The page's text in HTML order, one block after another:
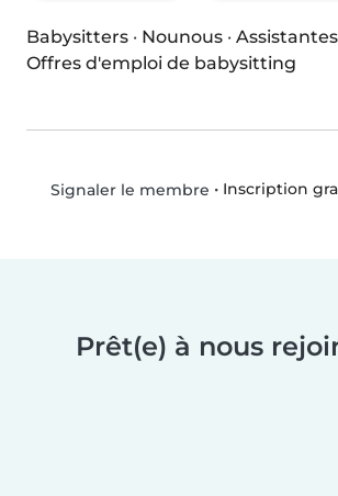
Babysitters · Nounous ·
Offres d'emploi de babysitting
Signaler le membre • Inscription
Prêt(e) à nous